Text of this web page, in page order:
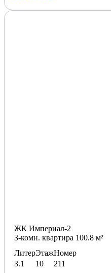
ЖК Империал-2
3-комн. квартира 100.8 м²
Литер
3.1
Этаж
10
Номер
211